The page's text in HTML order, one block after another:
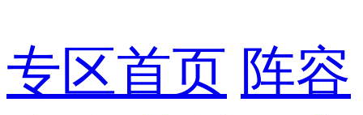
专区首页 阵容